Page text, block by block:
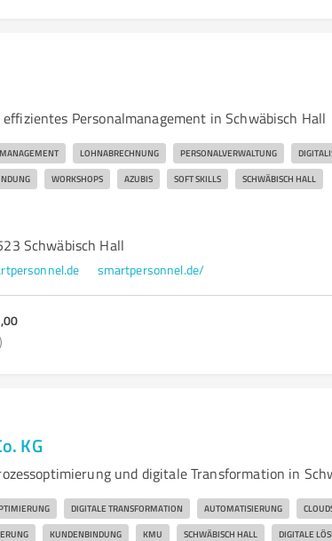
Personalmanagement in Schwäbisch Hall
LOHNABRECHNUNG PERSONALVERWALTUNG
WORKSHOPS AZUBIS SOFT SKILLS SCHWÄBISCH HALL
Schwäbisch Hall
smartpersonnel.de/
KG
und digitale Transformation in
DIGITALE TRANSFORMATION AUTOMATISIERUNG
KUNDENBINDUNG KMU SCHWÄBISCH HALL DIGITALE